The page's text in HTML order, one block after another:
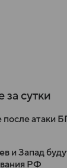
за сутки
после атаки
и Запад
РФ